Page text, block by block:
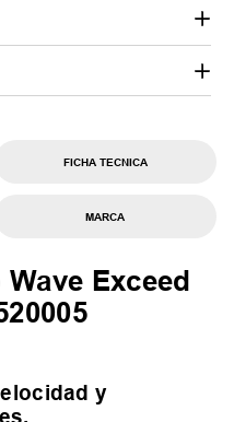
FICHA TECNICA
MARCA
Exceed
y